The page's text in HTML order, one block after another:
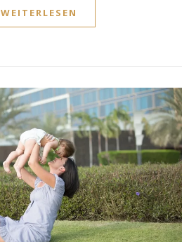
WEITERLESEN